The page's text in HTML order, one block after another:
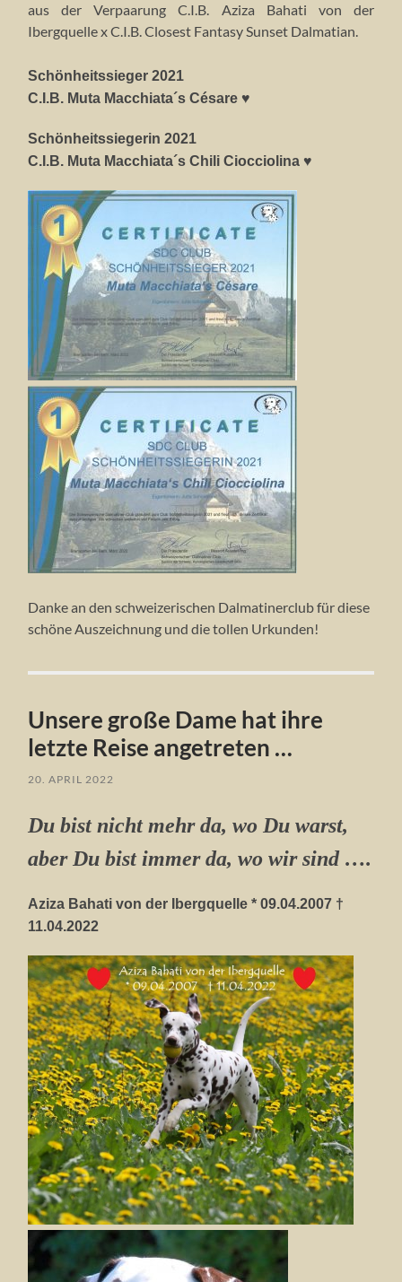
aus der Verpaarung C.I.B. Aziza Bahati von der
Ibergquelle x C.I.B. Closest Fantasy Sunset Dalmatian.
Schönheitssieger 2021
C.I.B. Muta Macchiata´s Césare ♥
Schönheitssiegerin 2021
C.I.B. Muta Macchiata´s Chili Ciocciolina ♥
Danke an den schweizerischen Dalmatinerclub für diese
schöne Auszeichnung und die tollen Urkunden!
Unsere große Dame hat ihre
letzte Reise angetreten …
20. APRIL 2022
Du bist nicht mehr da, wo Du warst,
aber Du bist immer da, wo wir sind ….
Aziza Bahati von der Ibergquelle * 09.04.2007 †
11.04.2022